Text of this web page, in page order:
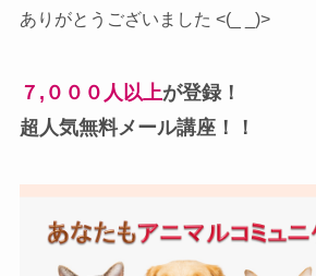
ありがとうございました <(_ _)>
７,０００人以上が登録！
超人気無料メール講座！！